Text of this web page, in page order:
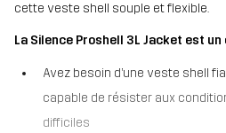
cette veste shell souple et flexible.
La Silence Proshell 3L Jacket est
Avez besoin d’une veste shell
capable de résister aux
difficiles